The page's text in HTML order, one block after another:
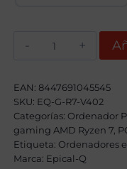
AMD
Ryzen
7
9800X3D,
64GB,
2TB
SSD
NVME
EAN:8447691045545
SKU: EQ-G-R7-V402
Categorías: Ordenador
gaming AMD Ryzen 7
Etiqueta: Ordenadores
Marca: Epical-Q